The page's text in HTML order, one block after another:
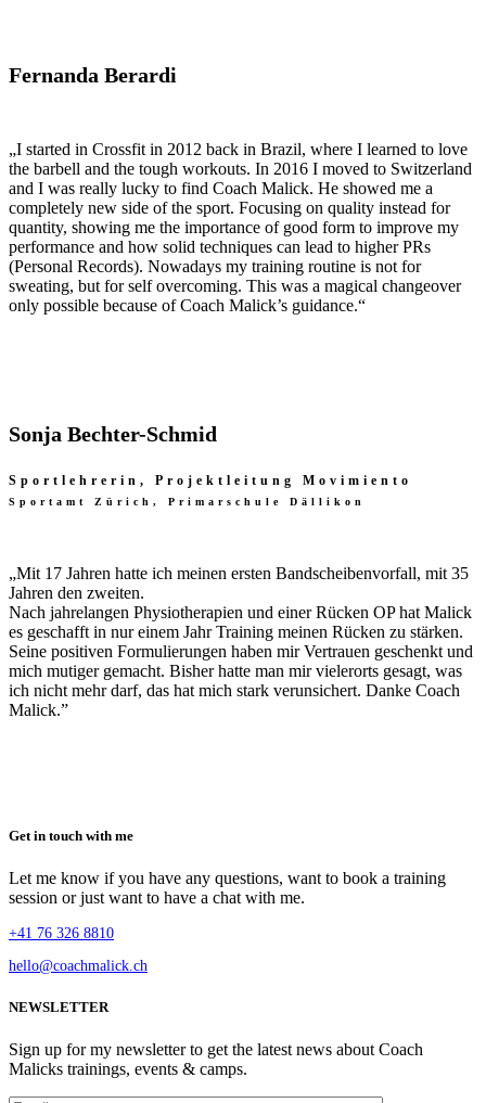
Fernanda Berardi
„I started in Crossfit in 2012 back in Brazil, where I learned to love
the barbell and the tough workouts. In 2016 I moved to Switzerland
and I was really lucky to find Coach Malick. He showed me a
completely new side of the sport. Focusing on quality instead for
quantity, showing me the importance of good form to improve my
performance and how solid techniques can lead to higher PRs
(Personal Records). Nowadays my training routine is not for
sweating, but for self overcoming. This was a magical changeover
only possible because of Coach Malick’s guidance.“
Sonja Bechter-Schmid
Sportlehrerin, Projektleitung Movimiento
Sportamt Zürich, Primarschule Dällikon
„Mit 17 Jahren hatte ich meinen ersten Bandscheibenvorfall, mit 35
Jahren den zweiten.
Nach jahrelangen Physiotherapien und einer Rücken OP hat Malick
es geschafft in nur einem Jahr Training meinen Rücken zu stärken.
Seine positiven Formulierungen haben mir Vertrauen geschenkt und
mich mutiger gemacht. Bisher hatte man mir vielerorts gesagt, was
ich nicht mehr darf, das hat mich stark verunsichert. Danke Coach
Malick.”
Get in touch with me
Let me know if you have any questions, want to book a training
session or just want to have a chat with me.
+41 76 326 8810
hello@coachmalick.ch
NEWSLETTER
Sign up for my newsletter to get the latest news about Coach
Malicks trainings, events & camps.